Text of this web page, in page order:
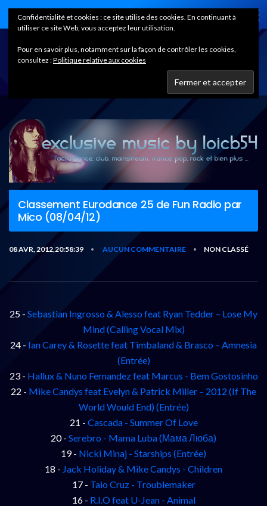
Home
Classement Eurodance 25 de Fun Radio par
Mico (08/04/12)
08 AVR, 2012,20:58:39 • AUCUN COMMENTAIRE • NON CLASSÉ
25 - Sebastian Ingrosso & Alesso feat Ryan Tedder – Lose My
Mind (Calling Vocal Mix)
24 - Ian Carey & Rosette feat Timbaland & Brasco – Amnesia
(Entrée)
23 - Hallux & Nuno Fernandez feat Marcus - Bem Gostosinho
22 - Mike Candys feat Evelyn & Patrick Miller – 2012 (If The
World Would End) (Entrée)
21 - Cascada - Summer Of Love
20 - Serebro - Mama Luba (Мама Люба)
19 - Nicki Minaj - Starships (Entrée)
18 - Jack Holiday & Mike Candys - Children
17 - Taio Cruz - Troublemaker
16 - R.I.O feat U-Jean - Animal
Confidentialité et cookies : ce site utilise des cookies. En continuant à
utiliser ce site Web, vous acceptez leur utilisation.
Pour en savoir plus, notamment sur la façon de contrôler les cookies,
consultez :Politique relative aux cookies